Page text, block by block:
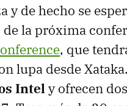
y de hecho se
la próxima
, que
lupa desde
Intely ofrecen